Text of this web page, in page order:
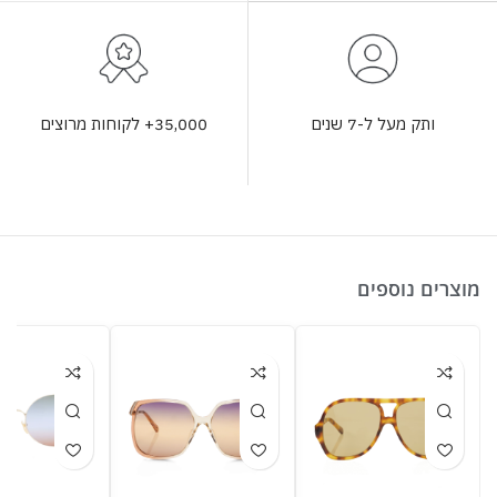
ותק מעל ל-7 שנים 35,000+ לקוחות מרוצים
מוצרים נוספים